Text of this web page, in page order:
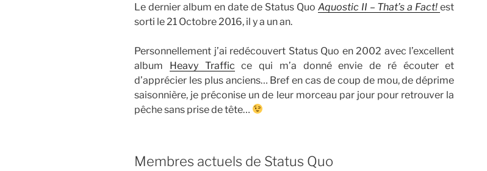
Le dernier album en date de Status Quo Aquostic II – That’s a Fact! est
sorti le 21 Octobre 2016, il y a un an.
Personnellement j’ai redécouvert Status Quo en 2002 avec l’excellent
album Heavy Traffic ce qui m’a donné envie de ré écouter et
d’apprécier les plus anciens… Bref en cas de coup de mou, de déprime
saisonnière, je préconise un de leur morceau par jour pour retrouver la
pêche sans prise de tête…
Membres actuels de Status Quo